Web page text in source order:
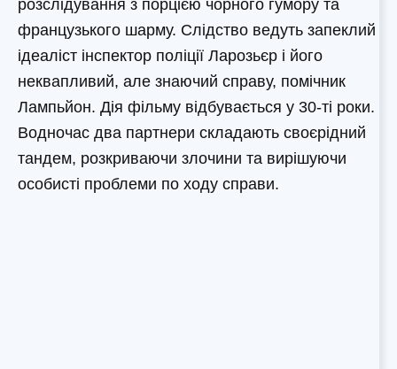
розслідування з порцією чорного гумору та
французького шарму. Слідство ведуть запеклий
ідеаліст інспектор поліції Ларозьєр і його
неквапливий, але знаючий справу, помічник
Лампьйон. Дія фільму відбувається у 30-ті роки.
Водночас два партнери складають своєрідний
тандем, розкриваючи злочини та вирішуючи
особисті проблеми по ходу справи.